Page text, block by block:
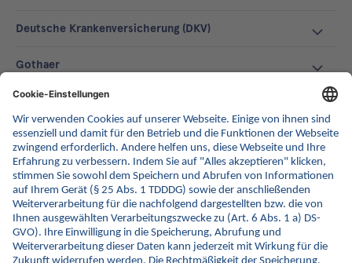
Deutsche Krankenversicherung (DKV)
Gothaer
Hallesche
LVM
Signal Iduna
Süddeutsche Krankenversicherung (SDK)
VGH Provinzial Krankenversicherung Hannover AG